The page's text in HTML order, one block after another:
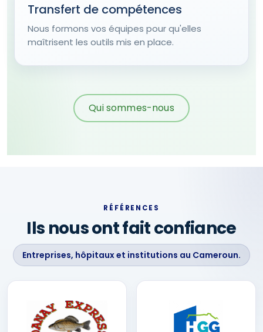
Transfert de compétences
Nous formons vos équipes pour qu'elles
maîtrisent les outils mis en place.
Qui sommes-nous
RÉFÉRENCES
Ils nous ont fait confiance
Entreprises, hôpitaux et institutions au Cameroun.